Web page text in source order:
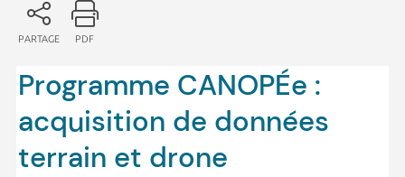
PARTAGE PDF
Programme CANOPÉe :
acquisition de données
terrain et drone